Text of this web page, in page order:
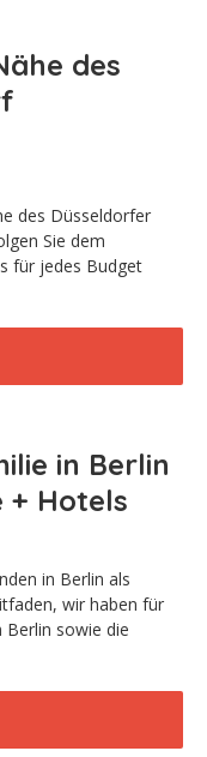
des
des Düsseldorfer
Sie dem
für jedes Budget
in Berlin
+ Hotels
in Berlin als
wir haben für
Berlin sowie die